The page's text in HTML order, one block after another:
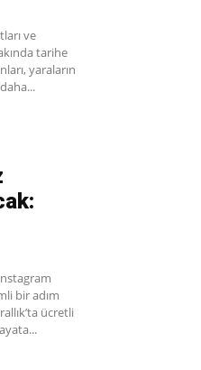
ve
tarihe
yaraların
bir adım
ücretli